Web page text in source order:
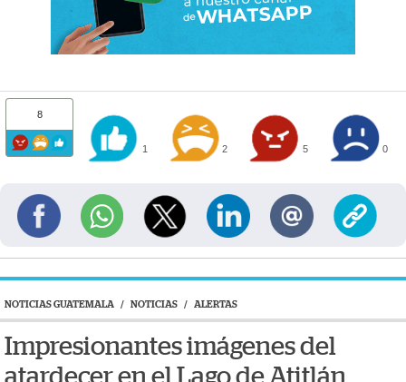
8
1 2 5 0
NOTICIAS GUATEMALA / NOTICIAS / ALERTAS
Impresionantes imágenes del
atardecer en el Lago de Atitlán